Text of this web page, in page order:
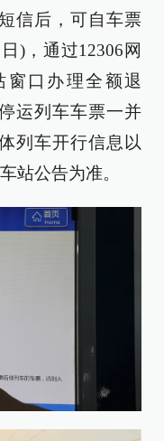
信后，可自车票
)，通过12306网
窗口办理全额退
运列车车票一并
列车开行信息以
站公告为准。